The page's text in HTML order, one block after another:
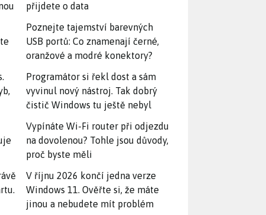
přijdete o data
Poznejte tajemství barevných
USB portů: Co znamenají černé,
oranžové a modré konektory?
Programátor si řekl dost a sám
vyvinul nový nástroj. Tak dobrý
čistič Windows tu ještě nebyl
Vypínáte Wi-Fi router při odjezdu
na dovolenou? Tohle jsou důvody,
proč byste měli
V říjnu 2026 končí jedna verze
Windows 11. Ověřte si, že máte
jinou a nebudete mít problém